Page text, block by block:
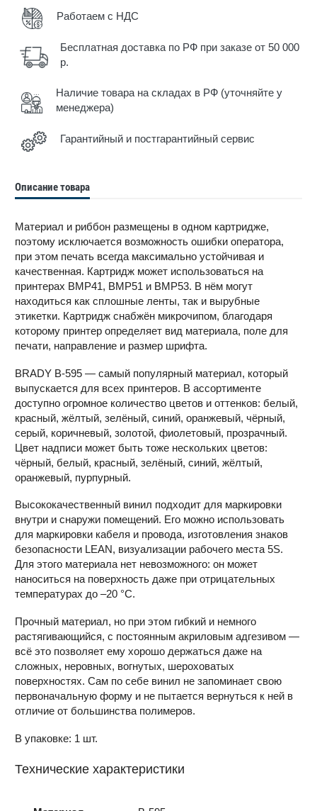
Работаем с НДС
Бесплатная доставка по РФ при заказе от 50 000
р.
Наличие товара на складах в РФ (уточняйте у
менеджера)
Гарантийный и постгарантийный сервис
Описание товара
Материал и риббон размещены в одном картридже,
поэтому исключается возможность ошибки оператора,
при этом печать всегда максимально устойчивая и
качественная. Картридж может использоваться на
принтерах BMP41, BMP51 и BMP53. В нём могут
находиться как сплошные ленты, так и вырубные
этикетки. Картридж снабжён микрочипом, благодаря
которому принтер определяет вид материала, поле для
печати, направление и размер шрифта.
BRADY B-595 — самый популярный материал, который
выпускается для всех принтеров. В ассортименте
доступно огромное количество цветов и оттенков: белый,
красный, жёлтый, зелёный, синий, оранжевый, чёрный,
серый, коричневый, золотой, фиолетовый, прозрачный.
Цвет надписи может быть тоже нескольких цветов:
чёрный, белый, красный, зелёный, синий, жёлтый,
оранжевый, пурпурный.
Высококачественный винил подходит для маркировки
внутри и снаружи помещений. Его можно использовать
для маркировки кабеля и провода, изготовления знаков
безопасности LEAN, визуализации рабочего места 5S.
Для этого материала нет невозможного: он может
наноситься на поверхность даже при отрицательных
температурах до –20 °С.
Прочный материал, но при этом гибкий и немного
растягивающийся, с постоянным акриловым адгезивом —
всё это позволяет ему хорошо держаться даже на
сложных, неровных, вогнутых, шероховатых
поверхностях. Сам по себе винил не запоминает свою
первоначальную форму и не пытается вернуться к ней в
отличие от большинства полимеров.
В упаковке: 1 шт.
Технические характеристики